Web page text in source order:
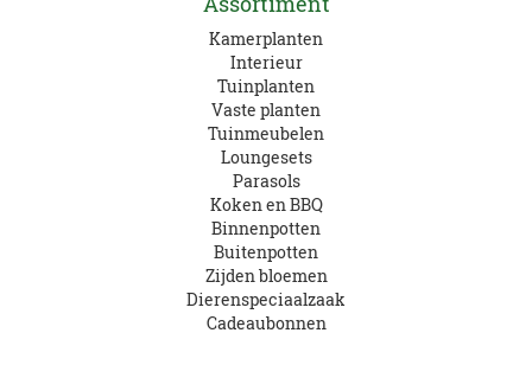
Kamerplanten
Interieur
Tuinplanten
Vaste planten
Tuinmeubelen
Loungesets
Parasols
Koken en BBQ
Binnenpotten
Buitenpotten
Zijden bloemen
Dierenspeciaalzaak
Cadeaubonnen